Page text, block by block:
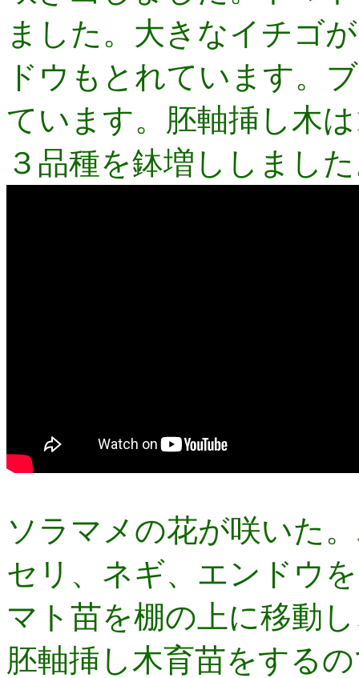
ました。大きなイチゴ
ドウもとれています。
ています。胚軸挿し木
３品種を鉢増ししまし
ソラマメの花が咲いた
セリ、ネギ、エンドウ
マト苗を棚の上に移動
胚軸挿し木育苗をする